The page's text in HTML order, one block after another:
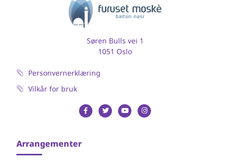
Søren Bulls vei 1
1051 Oslo
Personvernerklæring
Vilkår for bruk
Arrangementer